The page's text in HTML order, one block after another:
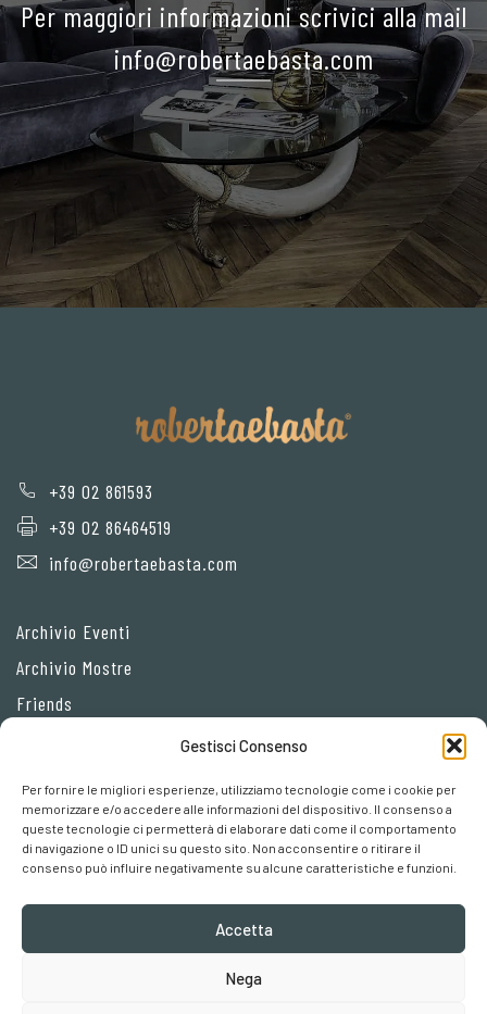
Gestisci Consenso
Per fornire le migliori esperienze, utilizziamo tecnologie come i cookie per
memorizzare e/o accedere alle informazioni del dispositivo. Il consenso a
queste tecnologie ci permetterà di elaborare dati come il comportamento
di navigazione o ID unici su questo sito. Non acconsentire o ritirare il
consenso può influire negativamente su alcune caratteristiche e funzioni.
Accetta
Nega
Per maggiori informazioni scrivici alla mail
info@robertaebasta.com
+39 02 861593
+39 02 86464519
info@robertaebasta.com
Archivio Eventi
Archivio Mostre
Friends
Cookie policy
Preferenze cookies